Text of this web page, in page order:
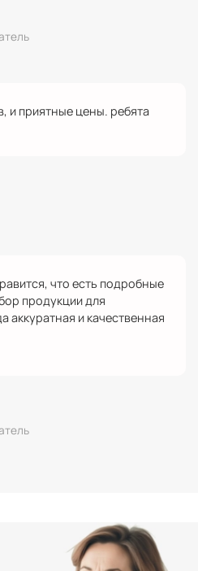
и приятные цены. ребята
что есть подробные
продукции для
аккуратная и качественная